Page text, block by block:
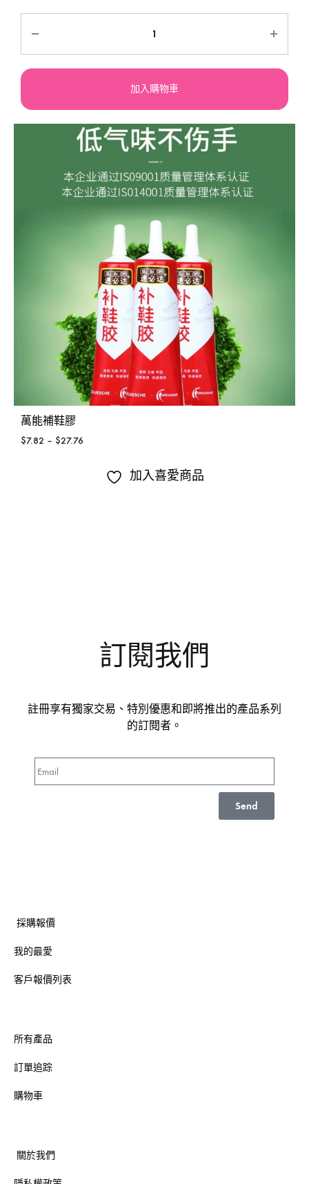
加入購物車
萬能補鞋膠
$7.82 – $27.76
加入喜愛商品
訂閱我們
註冊享有獨家交易、特別優惠和即將推出的產品系列
的訂閱者。
Send
採購報價
我的最愛
客戶報價列表
所有產品
訂單追踪
購物車
關於我們